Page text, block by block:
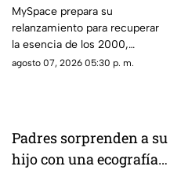
icónica red social
busca volver y revivir
la esencia de los años
2000
MySpace prepara su
relanzamiento para recuperar
la esencia de los 2000,
conectando a músicos y
agosto 07, 2026 05:30 p. m.
Padres sorprenden a su
hijo con una ecografía